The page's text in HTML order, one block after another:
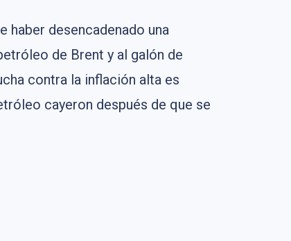
haber desencadenado una
de Brent y al galón de
contra la inflación alta es
cayeron después de que se